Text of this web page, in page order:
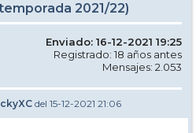
2021/22)
Enviado: 16-12-2021 19:25
Registrado: 18 años antes
Mensajes: 2.053
del 15-12-2021 21:06